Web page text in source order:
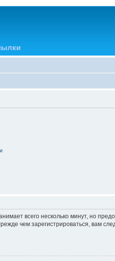
всего несколько минут, но
чем зарегистрироваться, вам